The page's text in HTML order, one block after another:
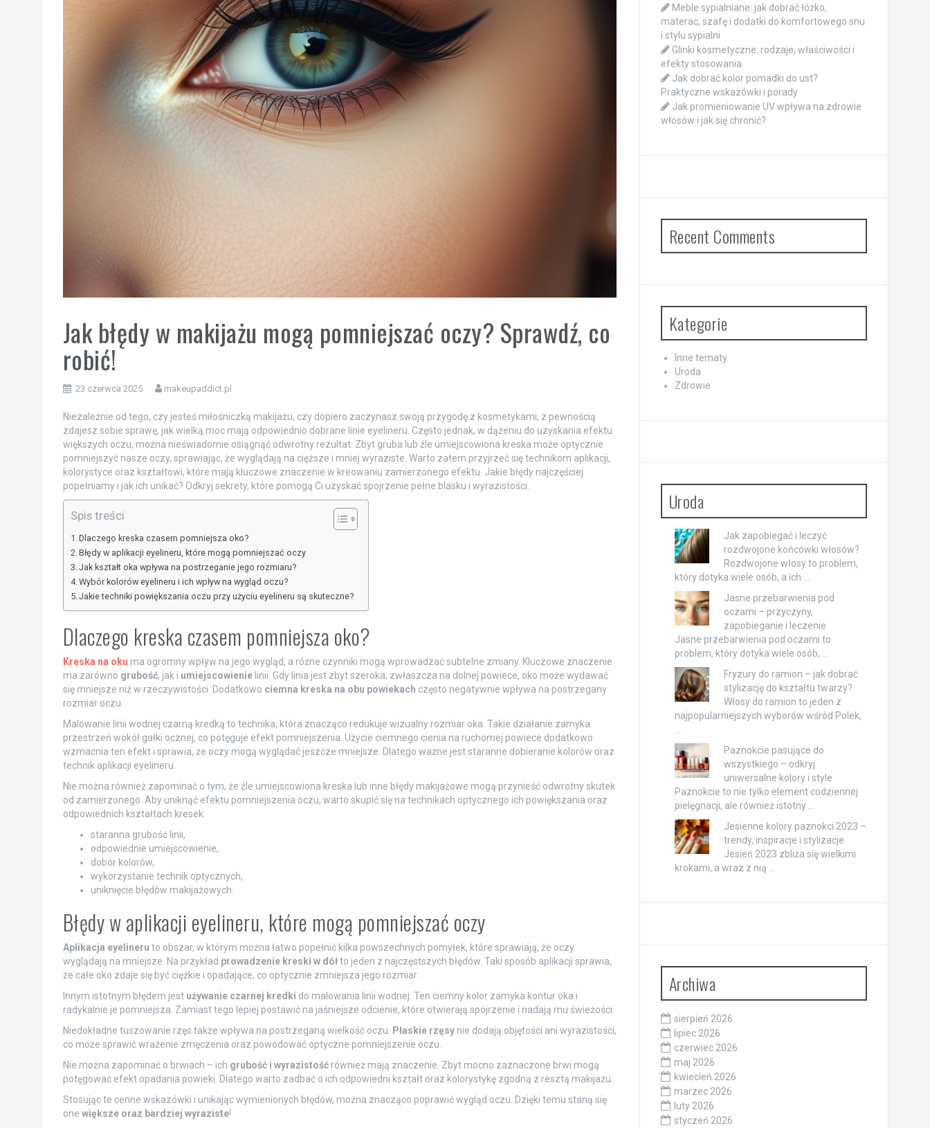
Jak błędy w makijażu mogą pomniejszać oczy? Sprawdź, co
robić!
23 czerwca 2025 makeupaddict.pl
Niezależnie od tego, czy jesteś miłośniczką makijażu, czy dopiero zaczynasz swoją przygodę z kosmetykami, z pewnością
zdajesz sobie sprawę, jak wielką moc mają odpowiednio dobrane linie eyelineru. Często jednak, w dążeniu do uzyskania efektu
większych oczu, można nieświadomie osiągnąć odwrotny rezultat. Zbyt gruba lub źle umiejscowiona kreska może optycznie
pomniejszyć nasze oczy, sprawiając, że wyglądają na cięższe i mniej wyraziste. Warto zatem przyjrzeć się technikom aplikacji,
kolorystyce oraz kształtowi, które mają kluczowe znaczenie w kreowaniu zamierzonego efektu. Jakie błędy najczęściej
popełniamy i jak ich unikać? Odkryj sekrety, które pomogą Ci uzyskać spojrzenie pełne blasku i wyrazistości.
Spis treści
Dlaczego kreska czasem pomniejsza oko?
Błędy w aplikacji eyelineru, które mogą pomniejszać oczy
Jak kształt oka wpływa na postrzeganie jego rozmiaru?
Wybór kolorów eyelineru i ich wpływ na wygląd oczu?
Jakie techniki powiększania oczu przy użyciu eyelineru są skuteczne?
Dlaczego kreska czasem pomniejsza oko?
Kreska na oku ma ogromny wpływ na jego wygląd, a różne czynniki mogą wprowadzać subtelne zmiany. Kluczowe znaczenie
ma zarówno grubość, jak i umiejscowienielinii. Gdy linia jest zbyt szeroka, zwłaszcza na dolnej powiece, oko może wydawać
się mniejsze niż w rzeczywistości. Dodatkowo ciemna kreska na obu powiekach często negatywnie wpływa na postrzegany
rozmiar oczu.
Malowanie linii wodnej czarną kredką to technika, która znacząco redukuje wizualny rozmiar oka. Takie działanie zamyka
przestrzeń wokół gałki ocznej, co potęguje efekt pomniejszenia. Użycie ciemnego cienia na ruchomej powiece dodatkowo
wzmacnia ten efekt i sprawia, że oczy mogą wyglądać jeszcze mniejsze. Dlatego ważne jest staranne dobieranie kolorów oraz
technik aplikacji eyelineru.
Nie można również zapominać o tym, że źle umiejscowiona kreska lub inne błędy makijażowe mogą przynieść odwrotny skutek
od zamierzonego. Aby uniknąć efektu pomniejszenia oczu, warto skupić się na technikach optycznego ich powiększania oraz
odpowiednich kształtach kresek.
staranna grubość linii,
odpowiednie umiejscowienie,
dobór kolorów,
wykorzystanie technik optycznych,
uniknięcie błędów makijażowych.
Błędy w aplikacji eyelineru, które mogą pomniejszać oczy
Aplikacja eyelineru to obszar, w którym można łatwo popełnić kilka powszechnych pomyłek, które sprawiają, że oczy
wyglądają na mniejsze. Na przykład prowadzenie kreski w dółto jeden z najczęstszych błędów. Taki sposób aplikacji sprawia,
że całe oko zdaje się być ciężkie i opadające, co optycznie zmniejsza jego rozmiar.
Innym istotnym błędem jest używanie czarnej kredki do malowania linii wodnej. Ten ciemny kolor zamyka kontur oka i
radykalnie je pomniejsza. Zamiast tego lepiej postawić na jaśniejsze odcienie, które otwierają spojrzenie i nadają mu świeżości.
Niedokładne tuszowanie rzęs także wpływa na postrzeganą wielkość oczu. Płaskie rzęsynie dodają objętości ani wyrazistości,
co może sprawić wrażenie zmęczenia oraz powodować optyczne pomniejszenie oczu.
Nie można zapominać o brwiach – ich grubość i wyrazistośćrównież mają znaczenie. Zbyt mocno zaznaczone brwi mogą
potęgować efekt opadania powieki. Dlatego warto zadbać o ich odpowiedni kształt oraz kolorystykę zgodną z resztą makijażu.
Stosując te cenne wskazówki i unikając wymienionych błędów, można znacząco poprawić wygląd oczu. Dzięki temu staną się
one większe oraz bardziej wyraziste!
Meble sypialniane: jak dobrać łóżko,
materac, szafę i dodatki do komfortowego snu
i stylu sypialni
Glinki kosmetyczne: rodzaje, właściwości i
efekty stosowania
Jak dobrać kolor pomadki do ust?
Praktyczne wskazówki i porady
Jak promieniowanie UV wpływa na zdrowie
włosów i jak się chronić?
Recent Comments
Kategorie
Inne tematy
Uroda
Zdrowie
Uroda
Jak zapobiegać i leczyć
rozdwojone końcówki włosów?
Rozdwojone włosy to problem,
który dotyka wiele osób, a ich …
Jasne przebarwienia pod
oczami – przyczyny,
zapobieganie i leczenie
Jasne przebarwienia pod oczami to
problem, który dotyka wiele osób, …
Fryzury do ramion – jak dobrać
stylizację do kształtu twarzy?
Włosy do ramion to jeden z
najpopularniejszych wyborów wśród Polek,
Paznokcie pasujące do
wszystkiego – odkryj
uniwersalne kolory i style
Paznokcie to nie tylko element codziennej
pielęgnacji, ale również istotny …
Jesienne kolory paznokci 2023 –
trendy, inspiracje i stylizacje
Jesień 2023 zbliża się wielkimi
krokami, a wraz z nią …
Archiwa
sierpień 2026
lipiec 2026
czerwiec 2026
maj 2026
kwiecień 2026
marzec 2026
luty 2026
styczeń 2026